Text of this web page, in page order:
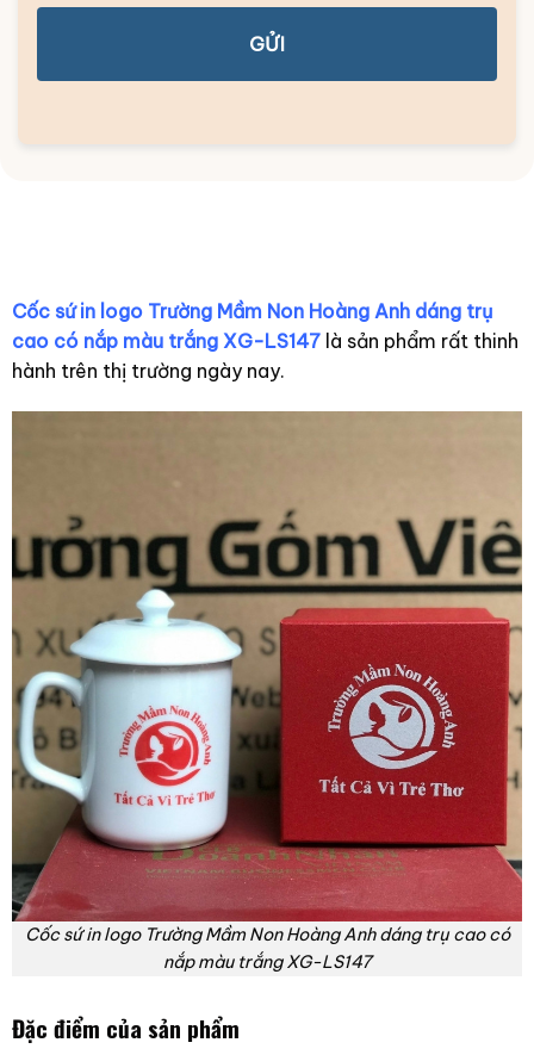
GỬI
Cốc sứ in logo Trường Mầm Non Hoàng Anh dáng trụ
cao có nắp màu trắng XG-LS147là sản phẩm rất thinh
hành trên thị trường ngày nay.
Cốc sứ in logo Trường Mầm Non Hoàng Anh dáng trụ cao có
nắp màu trắng XG-LS147
Đặc điểm của sản phẩm